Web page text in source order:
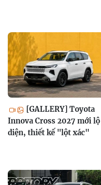
[GALLERY] Toyota
Innova Cross 2027 mới lộ
diện, thiết kế "lột xác"